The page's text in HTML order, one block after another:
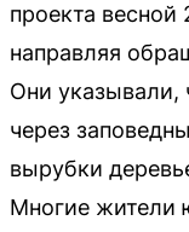
проекта весной
направляя
Они указывали,
через
вырубки
Многие жители